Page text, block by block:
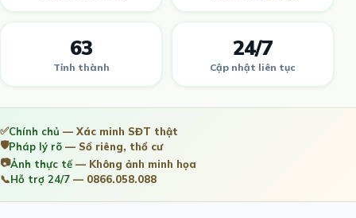
63
Tỉnh thành
24/7
Cập nhật liên tục
✅Chính chủ — Xác minh SĐT thật
🛡️Pháp lý rõ — Sổ riêng, thổ cư
📷Ảnh thực tế— Không ảnh minh họa
📞Hỗ trợ 24/7 — 0866.058.088